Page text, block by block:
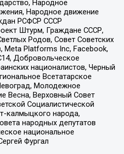
Народное
Народное движение
РСФСР СССР
Штурм, Граждане СССР,
Родов, Совет Советских
Meta Platforms Inc, Facebook,
Добровольческое
националистов, Черный
Всетатарское
Молодежное
Весна, Верховный Совет
Социалистической
калмыцкого народа,
народных депутатов
национальное
Фургал